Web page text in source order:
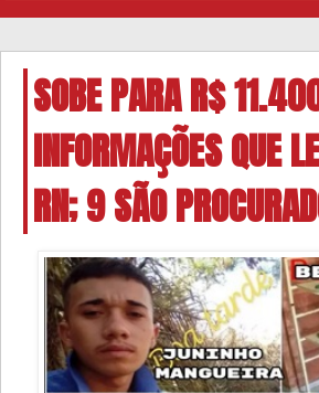
SOBE PARA R$
INFORMAÇÕES QUE
RN; 9 SÃO